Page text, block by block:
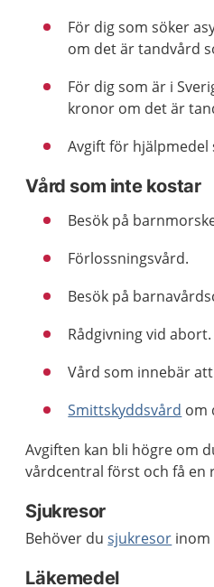
För dig som söker
om det är tandvård
För dig som är i
kronor om det är
Avgift för hjälpmedel
Vård som inte kostar
Besök på
Förlossningsvård.
Besök på
Rådgivning vid abort.
Vård som innebär
Smittskyddsvård om
Avgiften kan bli högre om
vårdcentral först och få en
Sjukresor
Behöver dusjukresor inom
Läkemedel